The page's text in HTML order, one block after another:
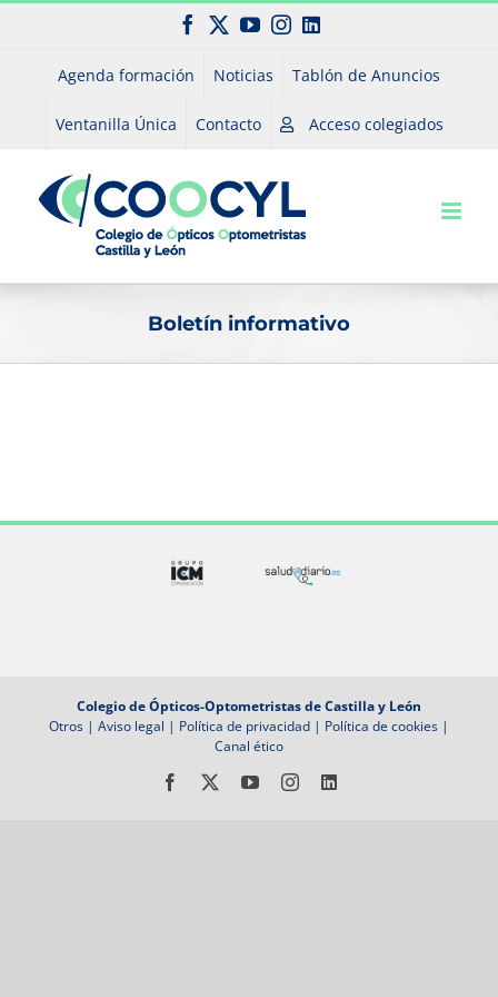
Saltar
Facebook
X YouTubeInstagram
LinkedIn
Agenda formación Noticias Tablón de Anuncios
Ventanilla Única Contacto Acceso colegiados
Boletín informativo
Colegio de Ópticos-Optometristas de Castilla y León
Otros | Aviso legal | Política de privacidad | Política de cookies |
Canal ético
Facebook YouTubeInstagramLinkedIn